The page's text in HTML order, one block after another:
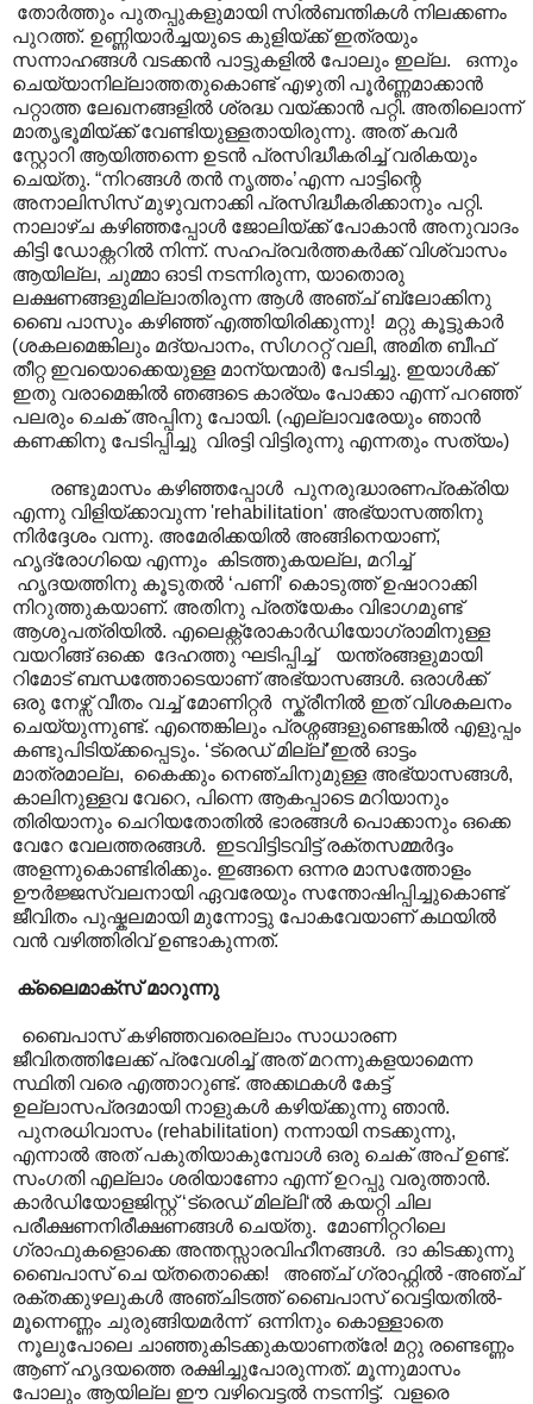
തോർത്തും പുതപ്പുകളുമായി സിൽബന്തികൾ നിലക്കണം
പുറത്ത്. ഉണ്ണിയാർച്ചയുടെ കുളിയ്ക്ക് ഇത്രയും
സന്നാഹങ്ങൾ വടക്കൻ പാട്ടുകളിൽ പോലും ഇല്ല. ഒന്നും
ചെയ്യാനില്ലാത്തതുകൊണ്ട് എഴുതി പൂർണ്ണമാക്കാൻ
പറ്റാത്ത ലേഖനങ്ങളിൽ ശ്രദ്ധ വയ്ക്കാൻ പറ്റി. അതിലൊന്ന്
മാതൃഭൂമിയ്ക്ക് വേണ്ടിയുള്ളതായിരുന്നു. അത് കവർ
സ്റ്റോറി ആയിത്തന്നെ ഉടൻ പ്രസിദ്ധീകരിച്ച് വരികയും
ചെയ്തു. “നിറങ്ങൾ തൻ നൃത്തം’എന്ന പാട്ടിന്റെ
അനാലിസിസ് മുഴുവനാക്കി പ്രസിദ്ധീകരിക്കാനും പറ്റി.
നാലാഴ്ച കഴിഞ്ഞപ്പോൾ ജോലിയ്ക്ക് പോകാൻ അനുവാദം
കിട്ടി ഡോക്റ്ററിൽ നിന്ന്. സഹപ്രവർത്തകർക്ക് വിശ്വാസം
ആയില്ല, ചുമ്മാ ഓടി നടന്നിരുന്ന, യാതൊരു
ലക്ഷണങ്ങളുമില്ലാതിരുന്ന ആൾ അഞ്ച് ബ്ലോക്കിനു
ബൈ പാസും കഴിഞ്ഞ് എത്തിയിരിക്കുന്നു! മറ്റു കൂട്ടുകാർ
(ശകലമെങ്കിലും മദ്യപാനം, സിഗററ്റ് വലി, അമിത ബീഫ്
തീറ്റ ഇവയൊക്കെയുള്ള മാന്യന്മാർ) പേടിച്ചു. ഇയാൾക്ക്
ഇതു വരാമെങ്കിൽ ഞങ്ങടെ കാര്യം പോക്കാ എന്ന് പറഞ്ഞ്
പലരും ചെക് അപ്പിനു പോയി. (എല്ലാവരേയും ഞാൻ
കണക്കിനു പേടിപ്പിച്ചു വിരട്ടി വിട്ടിരുന്നു എന്നതും സത്യം)
രണ്ടുമാസം കഴിഞ്ഞപ്പോൾ പുനരുദ്ധാരണപ്രക്രിയ
എന്നു വിളിയ്ക്കാവുന്ന 'rehabilitation' അഭ്യാസത്തിനു
നിർദ്ദേശം വന്നു. അമേരിക്കയിൽ അങ്ങിനെയാണ്,
ഹൃദ്രോഗിയെ എന്നും കിടത്തുകയല്ല, മറിച്ച്
ഹൃദയത്തിനു കൂടുതൽ ‘പണി’ കൊടുത്ത് ഉഷാറാക്കി
നിറുത്തുകയാണ്. അതിനു പ്രത്യേകം വിഭാഗമുണ്ട്
ആശുപത്രിയിൽ. എലെക്റ്റ്രോകാർഡിയോഗ്രാമിനുള്ള
വയറിങ്ങ് ഒക്കെ ദേഹത്തു ഘടിപ്പിച്ച് യന്ത്രങ്ങളുമായി
റിമോട് ബന്ധത്തോടെയാണ് അഭ്യാസങ്ങൾ. ഒരാൾക്ക്
ഒരു നേഴ്സ് വീതം വച്ച് മോണിറ്റർ സ്ക്രീനിൽ ഇത് വിശകലനം
ചെയ്യുന്നുണ്ട്. എന്തെങ്കിലും പ്രശ്നങ്ങളുണ്ടെങ്കിൽ എളുപ്പം
കണ്ടുപിടിയ്ക്കപ്പെടും. ‘ട്രെഡ് മില്ല്’ഇൽ ഓട്ടം
മാത്രമാല്ല, കൈക്കും നെഞ്ചിനുമുള്ള അഭ്യാസങ്ങൾ,
കാലിനുള്ളവ വേറെ, പിന്നെ ആകപ്പാടെ മറിയാനും
തിരിയാനും ചെറിയതോതിൽ ഭാരങ്ങൾ പൊക്കാനും ഒക്കെ
വേറേ വേലത്തരങ്ങൾ. ഇടവിട്ടിടവിട്ട് രക്തസമ്മർദ്ദം
അളന്നുകൊണ്ടിരിക്കും. ഇങ്ങനെ ഒന്നര മാസത്തോളം
ഊർജ്ജസ്വലനായി ഏവരേയും സന്തോഷിപ്പിച്ചുകൊണ്ട്
ജീവിതം പുഷ്കലമായി മുന്നോട്ടു പോകവേയാണ് കഥയിൽ
വൻ വഴിത്തിരിവ് ഉണ്ടാകുന്നത്.
ക്ലൈമാക്സ് മാറുന്നു
ബൈപാസ് കഴിഞ്ഞവരെല്ലാം സാധാരണ
ജീവിതത്തിലേക്ക് പ്രവേശിച്ച് അത് മറന്നുകളയാമെന്ന
സ്ഥിതി വരെ എത്താറുണ്ട്. അക്കഥകൾ കേട്ട്
ഉല്ലാസപ്രദമായി നാളുകൾ കഴിയ്ക്കുന്നു ഞാൻ.
പുനരധിവാസം (rehabilitation) നന്നായി നടക്കുന്നു,
എന്നാൽ അത് പകുതിയാകുമ്പോൾ ഒരു ചെക് അപ് ഉണ്ട്.
സംഗതി എല്ലാം ശരിയാണോ എന്ന് ഉറപ്പു വരുത്താൻ.
കാർഡിയോളജിസ്റ്റ് ‘ട്രെഡ് മില്ലി‘ൽ കയറ്റി ചില
പരീക്ഷണനിരീക്ഷണങ്ങൾ ചെയ്തു. മോണിറ്ററിലെ
ഗ്രാഫുകളൊക്കെ അന്തസ്സാരവിഹീനങ്ങൾ. ദാ കിടക്കുന്നു
ബൈപാസ് ചെ യ്തതൊക്കെ! അഞ്ച് ഗ്രാഫ്റ്റിൽ -അഞ്ച്
രക്തക്കുഴലുകൾ അഞ്ചിടത്ത് ബൈപാസ് വെട്ടിയതിൽ-
മൂന്നെണ്ണം ചുരുങ്ങിയമർന്ന് ഒന്നിനും കൊള്ളാതെ
നൂലുപോലെ ചാഞ്ഞുകിടക്കുകയാണത്രേ! മറ്റു രണ്ടെണ്ണം
ആണ് ഹൃദയത്തെ രക്ഷിച്ചുപോരുന്നത്. മൂന്നുമാസം
പോലും ആയില്ല ഈ വഴിവെട്ടൽ നടന്നിട്ട്. വളരെ